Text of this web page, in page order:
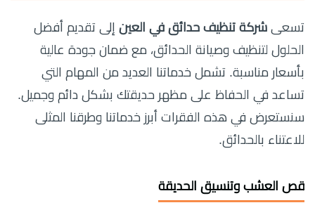
تسعى شركة تنظيف حدائق في العين إلى تقديم أفضل
الحلول لتنظيف وصيانة الحدائق، مع ضمان جودة عالية
بأسعار مناسبة. تشمل خدماتنا العديد من المهام التي
تساعد في الحفاظ على مظهر حديقتك بشكل دائم وجميل.
سنستعرض في هذه الفقرات أبرز خدماتنا وطرقنا المثلى
للاعتناء بالحدائق.
قص العشب وتنسيق الحديقة